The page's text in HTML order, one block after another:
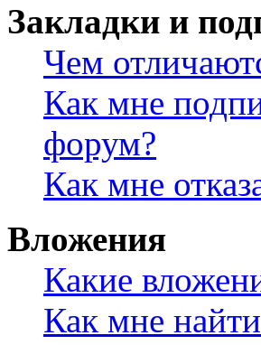
Закладки и
Чем
Как мне
форум?
Как мне
Вложения
Какие
Как мне